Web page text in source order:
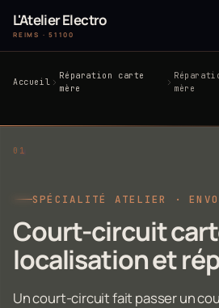
L'Atelier Electro
REIMS · 51100
Accueil
Réparation carte
mère
mère
SPÉCIALITÉ ATELIER ·
Court-circuit
localisation et
Un court-circuit fait passer un